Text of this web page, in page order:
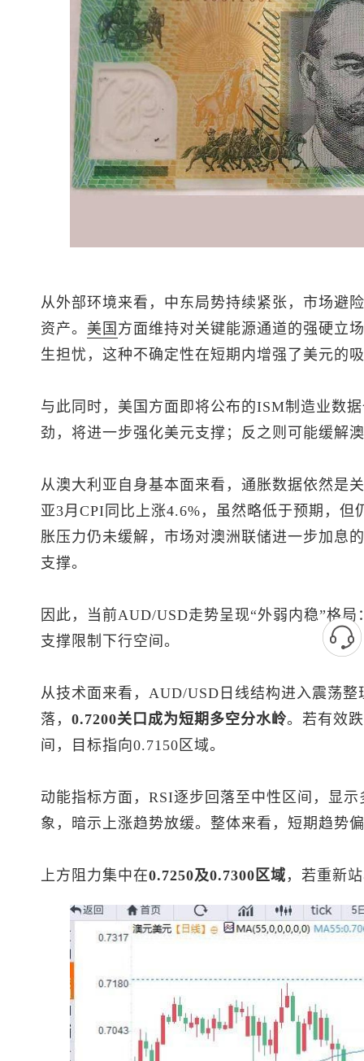
从外部环境来看，中东局势持续紧张，市场避
资产。 美国 方面维持对关键能源通道的强硬立
生担忧，这种不确定性在短期内增强了美元的
与此同时，美国方面即将公布的ISM制造业数
劲，将进一步强化美元支撑；反之则可能缓解
从澳大利亚自身基本面来看，通胀数据依然是
亚3月CPI同比上涨4.6%，虽然略低于预期，
胀压力仍未缓解，市场对澳洲联储进一步加息
支撑。
因此，当前AUD/USD走势呈现“外弱内稳”格
支撑限制下行空间。
从技术面来看，AUD/USD日线结构进入震荡
落， 0.7200关口成为短期多空分水岭。若有效
间，目标指向0.7150区域。
动能指标方面，RSI逐步回落至中性区间，显
象，暗示上涨趋势放缓。整体来看，短期趋势
上方阻力集中在0.7250及0.7300区域 ，若重新